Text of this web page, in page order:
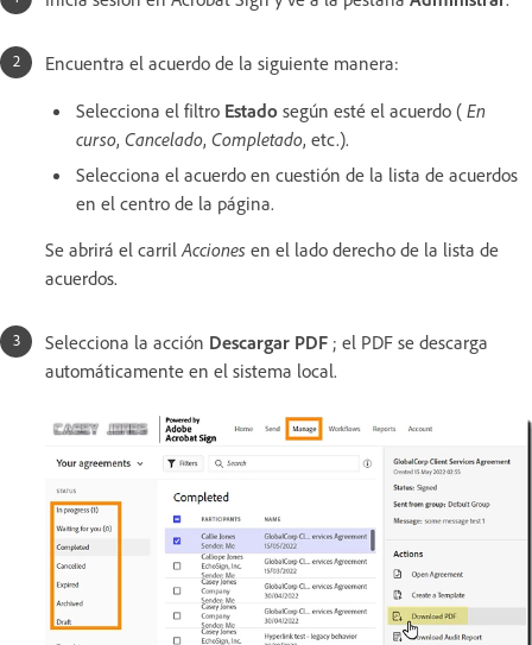
Encuentra el acuerdo de la siguiente manera:
Selecciona el filtro Estado según esté el acuerdo ( En
curso, Cancelado, Completado, etc.).
Selecciona el acuerdo en cuestión de la lista de acuerdos
en el centro de la página.
Se abrirá el carrilAcciones en el lado derecho de la lista de
acuerdos.
Selecciona la acción Descargar PDF ; el PDF se descarga
automáticamente en el sistema local.